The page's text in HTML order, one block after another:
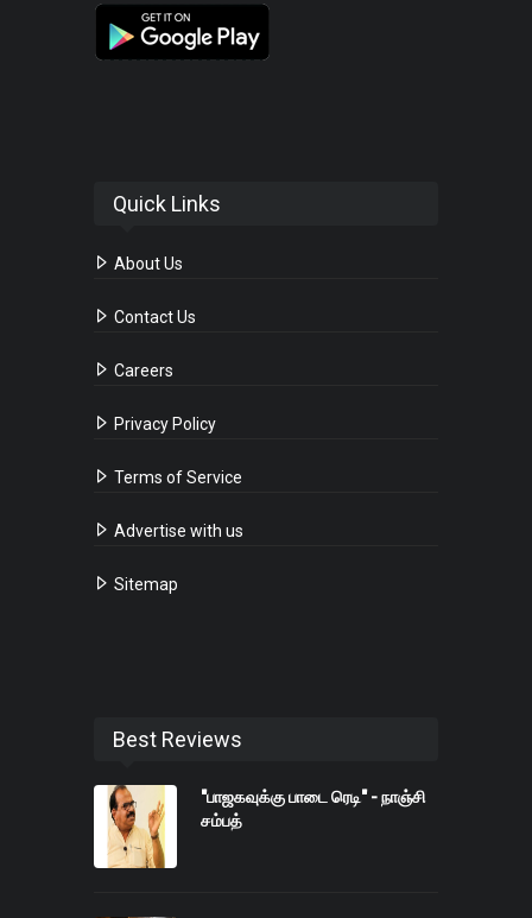
Quick Links
About Us
Contact Us
Careers
Privacy Policy
Terms of Service
Advertise with us
Sitemap
Best Reviews
"பாஜகவுக்கு பாடை ரெடி" - நாஞ்சி
சம்பத்